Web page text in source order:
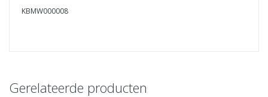
KBMW000008
Gerelateerde producten